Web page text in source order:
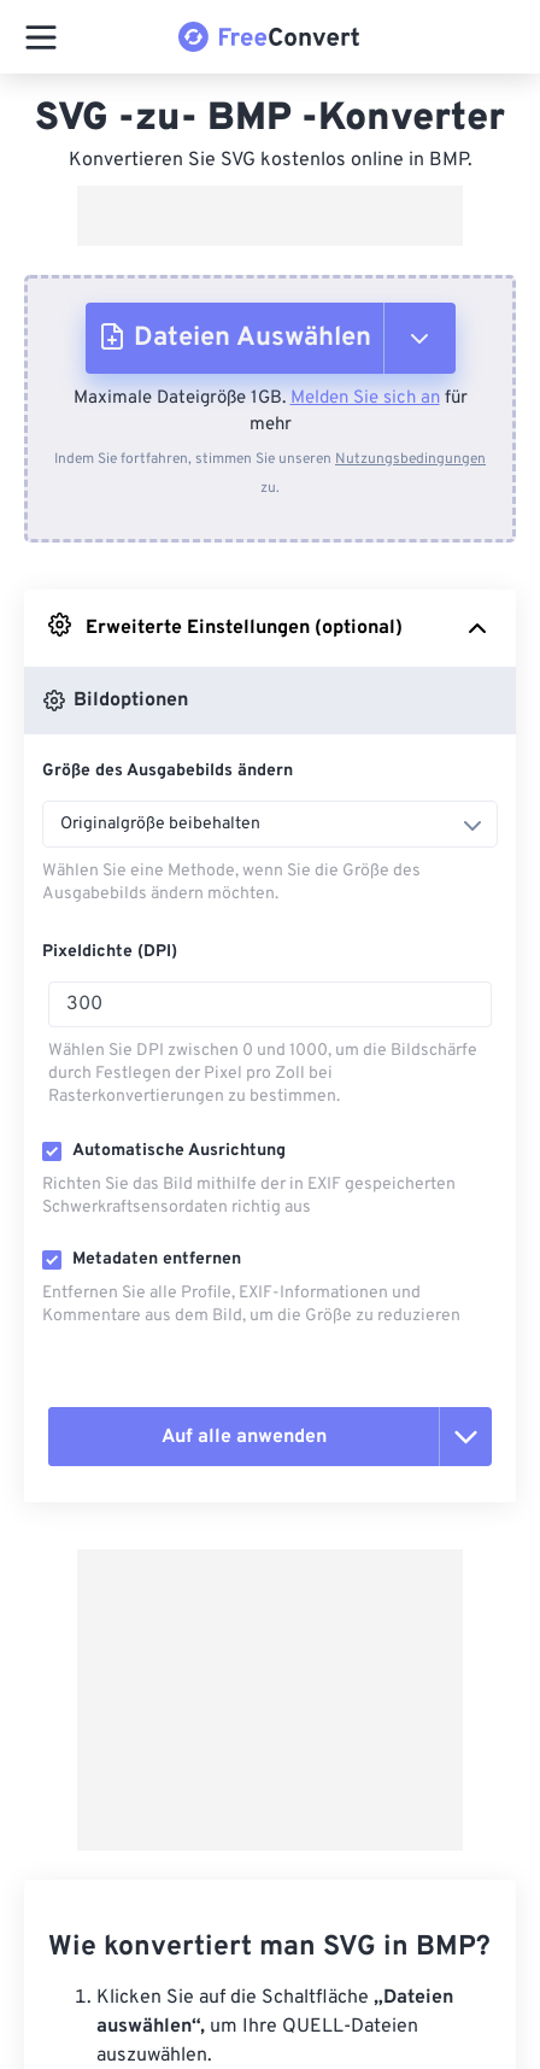
SVG -zu- BMP -Konverter
Konvertieren Sie SVG kostenlos online in BMP.
Dateien Auswählen
Vom Gerät
Von Dropbox
Maximale Dateigröße 1GB.Melden Sie sich anfür
mehr
Indem Sie fortfahren, stimmen Sie unseren Nutzungsbedingungen
zu.
Erweiterte Einstellungen (optional)
Bildoptionen
Größe des Ausgabebilds ändern
Originalgröße beibehalten
Wählen Sie eine Methode, wenn Sie die Größe des
Ausgabebilds ändern möchten.
Pixeldichte (DPI)
Wählen Sie DPI zwischen 0 und 1000, um die Bildschärfe
durch Festlegen der Pixel pro Zoll bei
Rasterkonvertierungen zu bestimmen.
Automatische Ausrichtung
Richten Sie das Bild mithilfe der in EXIF ​​gespeicherten
Schwerkraftsensordaten richtig aus
Metadaten entfernen
Entfernen Sie alle Profile, EXIF-Informationen und
Kommentare aus dem Bild, um die Größe zu reduzieren
Auf alle anwenden
Wie konvertiert man SVG in BMP?
Klicken Sie auf die Schaltfläche „Dateien
auswählen“, um Ihre QUELL-Dateien
auszuwählen.